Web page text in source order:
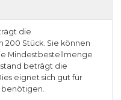
die
Stück. Sie können
Mindestbestellmenge
beträgt die
eignet sich gut für
benötigen.